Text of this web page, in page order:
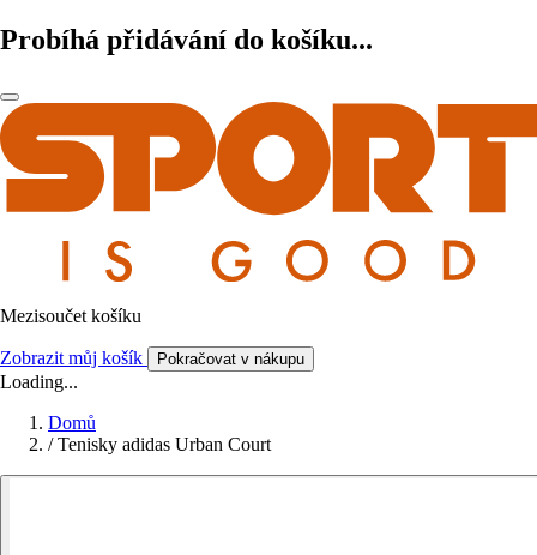
Probíhá přidávání do košíku...
Mezisoučet košíku
Zobrazit můj košík Pokračovat v nákupu
Loading...
Domů
/ Tenisky adidas Urban Court